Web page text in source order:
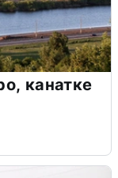
канатке